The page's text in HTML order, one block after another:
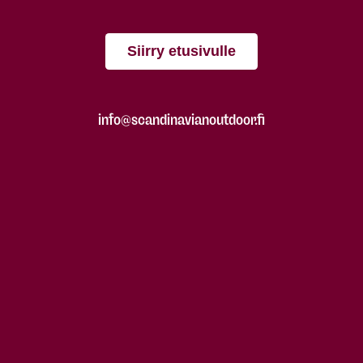
Siirry etusivulle
info@scandinavianoutdoor.fi